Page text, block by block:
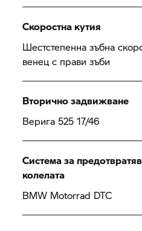
Скоростна кутия
Шестстепенна зъбна
венец с прави зъби
Вторично задвижване
Верига 525 17/46
Система за
колелата
BMW Motorrad DTC